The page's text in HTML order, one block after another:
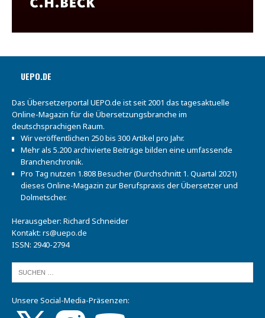
UEPO.DE
Das Übersetzerportal UEPO.de ist seit 2001 das tagesaktuelle
Online-Magazin für die Übersetzungsbranche im
deutschsprachigen Raum.
Wir veröffentlichen 250 bis 300 Artikel pro Jahr.
Mehr als 5.200 archivierte Beiträge bilden eine umfassende
Branchenchronik.
Pro Tag nutzen 1.808 Besucher (Durchschnitt 1. Quartal 2021)
dieses Online-Magazin zur Berufspraxis der Übersetzer und
Dolmetscher.
Herausgeber: Richard Schneider
Kontakt: rs@uepo.de
ISSN: 2940-2794
Unsere Social-Media-Präsenzen: